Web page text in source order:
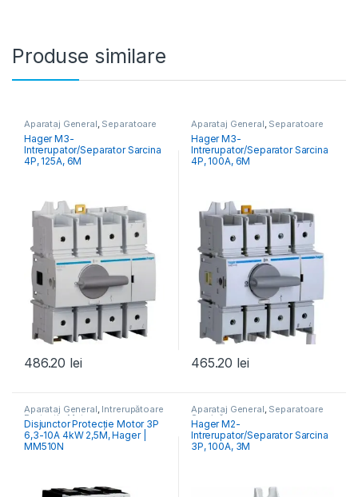
Produse similare
Aparataj General, Separatoare
Sarcină
Hager M3-
Intrerupator/Separator Sarcina
4P, 125A, 6M
486.20 lei
Aparataj General, Separatoare
Sarcină
Hager M3-
Intrerupator/Separator Sarcina
4P, 100A, 6M
465.20 lei
Aparataj General, Întrerupătoare
Protecție Motor
Disjunctor Protecție Motor 3P
6,3-10A 4kW 2,5M, Hager |
MM510N
Aparataj General, Separatoare
Sarcină
Hager M2-
Intrerupator/Separator Sarcina
3P, 100A, 3M